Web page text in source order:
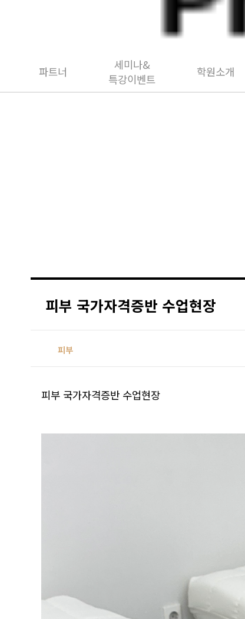
파트너
세미나&
특강이벤트
학원소개
피부 국가자격증반 수업현장
피부
피부 국가자격증반 수업현장